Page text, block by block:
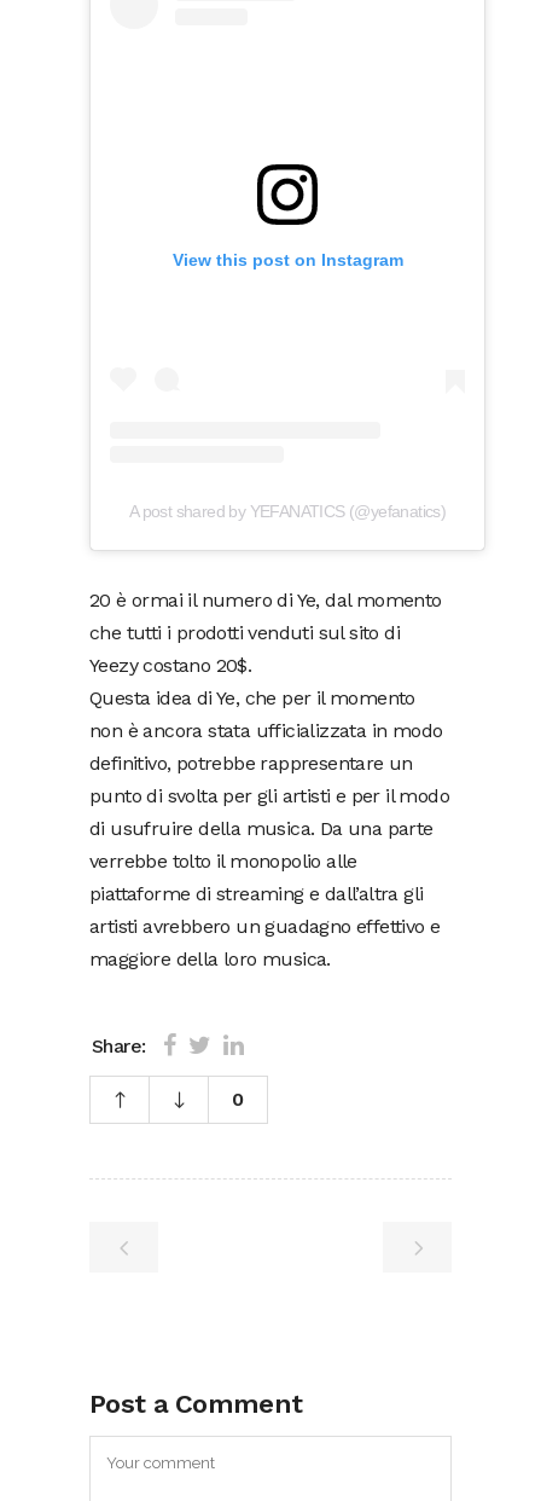
View this post on Instagram
A post shared by YEFANATICS (@yefanatics)
20 è ormai il numero di Ye, dal momento
che tutti i prodotti venduti sul sito di
Yeezy costano 20$.
Questa idea di Ye, che per il momento
non è ancora stata ufficializzata in modo
definitivo, potrebbe rappresentare un
punto di svolta per gli artisti e per il modo
di usufruire della musica. Da una parte
verrebbe tolto il monopolio alle
piattaforme di streaming e dall’altra gli
artisti avrebbero un guadagno effettivo e
maggiore della loro musica.
Share:
0
Post a Comment